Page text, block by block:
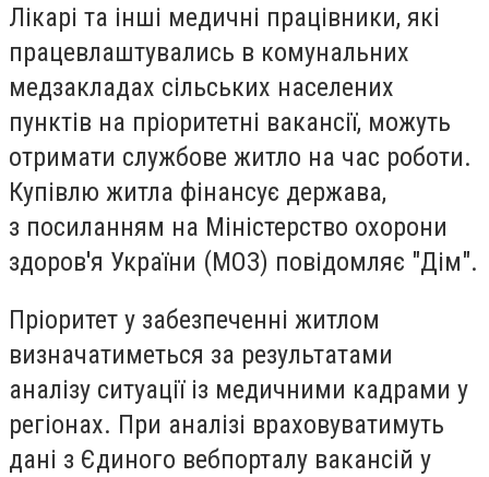
Лікарі та інші медичні працівники, які
працевлаштувались в комунальних
медзакладах сільських населених
пунктів на пріоритетні вакансії, можуть
отримати службове житло на час роботи.
Купівлю житла фінансує держава,
з посиланням на Міністерство охорони
здоров'я України (МОЗ) повідомляє "Дім".
Пріоритет у забезпеченні житлом
визначатиметься за результатами
аналізу ситуації із медичними кадрами у
регіонах. При аналізі враховуватимуть
дані з Єдиного вебпорталу вакансій у